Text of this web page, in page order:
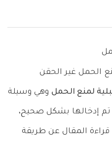
الحمل غير الحقن
لمنع الحمل وهي وسيلة
بنسبة 99% إذا تم إدخالها بشكل صحيح،
قراءة المقال عن طريقة